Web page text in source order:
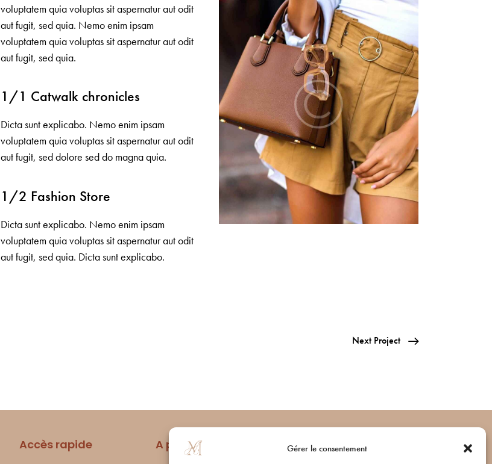
Gérer le consentement
voluptatem quia voluptas sit aspernatur aut odit
aut fugit, sed quia. Nemo enim ipsam
voluptatem quia voluptas sit aspernatur aut odit
aut fugit, sed quia.
1/1 Catwalk chronicles
Dicta sunt explicabo. Nemo enim ipsam
voluptatem quia voluptas sit aspernatur aut odit
aut fugit, sed dolore sed do magna quia.
1/2 Fashion Store
Dicta sunt explicabo. Nemo enim ipsam
voluptatem quia voluptas sit aspernatur aut odit
aut fugit, sed quia. Dicta sunt explicabo.
Next Project
Accès rapide A propos Réseaux sociaux